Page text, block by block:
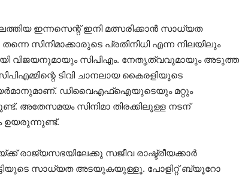
ഇന്നസെന്റ് ഇനി മത്സരിക്കാന്‍ സാധ്യത
സിനിമാക്കാരുടെ പ്രതിനിധി എന്ന നിലയിലും
വിജയനുമായും സിപിഎം. നേതൃത്വവുമായും അടുത്ത
ടിവി ചാനലായ കൈരളിയുടെ
ഡിവൈഎഫ്‌ഐയുടെയും മറ്റും
അതേസമയം സിനിമാ തിരക്കിലുള്ള നടന്
ഉയരുന്നുണ്ട്.
രാജ്യസഭയിലേക്കു സജീവ രാഷ്ട്രീയക്കാര്‍
സാധ്യത അടയുകയുള്ളൂ. പോളിറ്റ് ബ്യൂറോ